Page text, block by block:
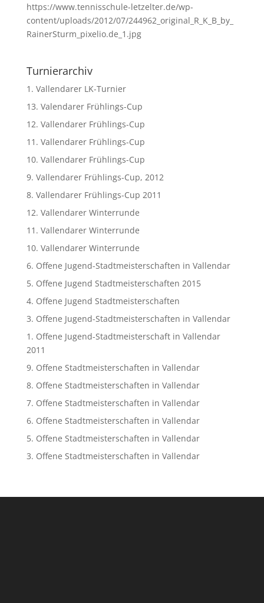
https://www.tennisschule-letzelter.de/wp-
content/uploads/2012/07/244962_original_R_K_B_by_
RainerSturm_pixelio.de_1.jpg
Turnierarchiv
1. Vallendarer LK-Turnier
13. Valendarer Frühlings-Cup
12. Vallendarer Frühlings-Cup
11. Vallendarer Frühlings-Cup
10. Vallendarer Frühlings-Cup
9. Vallendarer Frühlings-Cup, 2012
8. Vallendarer Frühlings-Cup 2011
12. Vallendarer Winterrunde
11. Vallendarer Winterrunde
10. Vallendarer Winterrunde
6. Offene Jugend-Stadtmeisterschaften in Vallendar
5. Offene Jugend Stadtmeisterschaften 2015
4. Offene Jugend Stadtmeisterschaften
3. Offene Jugend-Stadtmeisterschaften in Vallendar
1. Offene Jugend-Stadtmeisterschaft in Vallendar
2011
9. Offene Stadtmeisterschaften in Vallendar
8. Offene Stadtmeisterschaften in Vallendar
7. Offene Stadtmeisterschaften in Vallendar
6. Offene Stadtmeisterschaften in Vallendar
5. Offene Stadtmeisterschaften in Vallendar
3. Offene Stadtmeisterschaften in Vallendar